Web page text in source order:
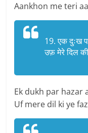
Aankhon me teri
19. एक दुःख
उफ़ मेरे दिल
Ek dukh par hazar
Uf mere dil ki ye